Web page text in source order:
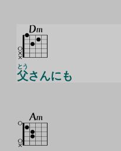
父
とう
さんにも